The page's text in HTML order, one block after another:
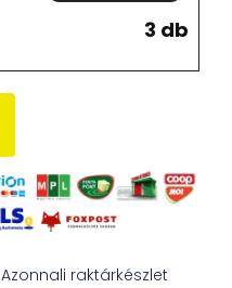
3 db
Azonnali raktárkészlet